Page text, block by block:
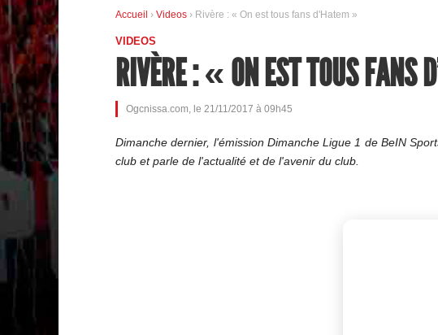
Accueil › Videos › Rivère : « On est tous fans d'Hatem »
VIDEOS
RIVÈRE : « ON EST TOUS FANS
Ogcnissa.com, le 21/11/2017 à 09h45
Dimanche dernier, l'émission Dimanche Ligue 1 de BeIN
club et parle de l'actualité et de l'avenir du club.